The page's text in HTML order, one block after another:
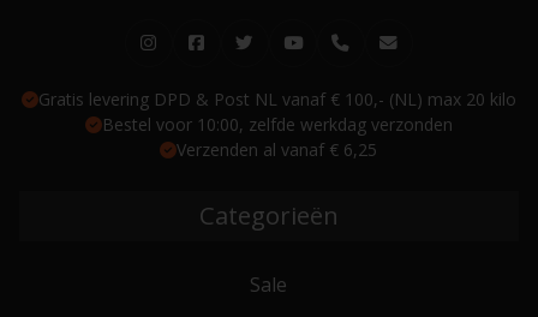
Gratis levering DPD & Post NL vanaf € 100,- (NL) max 20 kilo
Bestel voor 10:00, zelfde werkdag verzonden
Verzenden al vanaf € 6,25
Categorieën
Sale